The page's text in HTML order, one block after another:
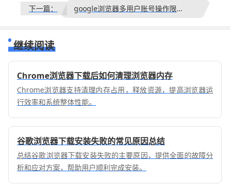
下一篇： google浏览器多用户账号操作限制及注意事项解析
继续阅读
Chrome浏览器下载后如何清理浏览器内存
Chrome浏览器支持清理内存占用，释放资源，提高浏览器运
行效率和系统整体性能。
谷歌浏览器下载安装失败的常见原因总结
总结谷歌浏览器下载安装失败的主要原因，提供全面的故障分
析和应对方案，帮助用户顺利完成安装。